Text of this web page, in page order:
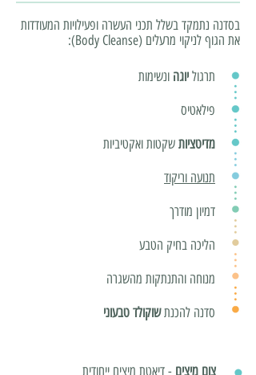
בסדנה נתמקד בשלל תכני העשרה ופעילויות המעודדות
את הגוף לניקוי מרעלים (Body Cleanse):
תרגול יוגה ונשימות
פילאטיס
מדיטציות שקטות ואקטיביות
תנועה וריקוד
דמיון מודרך
הליכה בחיק הטבע
מנוחה והתנתקות מהשגרה
סדנה להכנתשוקולד טבעוני
צום מיצים - דיאטת מיצים ייחודית